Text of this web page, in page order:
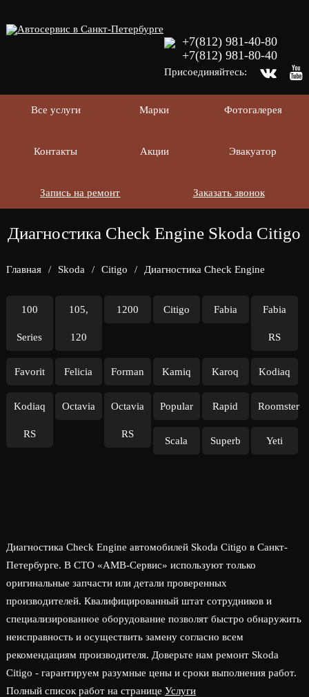
+7(812) 981-40-80
+7(812) 981-80-40
Присоединяйтесь:
Все услуги Марки Фотогалерея
Контакты Акции Эвакуатор
Заказать звонок
Запись на ремонт
Диагностика Check Engine Skoda Citigo
Главная / Skoda / Citigo / Диагностика Check Engine
100
Series
105,
120
1200 Citigo Fabia Fabia
RS
Favorit Felicia Forman Kamiq Karoq Kodiaq
Kodiaq
RS
Octavia Octavia
RS
Popular Rapid Roomster
Scala Superb Yeti
Диагностика Check Engine автомобилей Skoda Citigo в Санкт-
Петербурге. В СТО «АМВ-Сервис» используют только
оригинальные запчасти или детали проверенных
производителей. Квалифицированный штат сотрудников и
специализированное оборудование позволят быстро обнаружить
неисправность и осуществить замену согласно всем
рекомендациям производителя. Доверьте нам ремонт Skoda
Citigo - гарантируем разумные цены и сроки выполнения работ.
Полный список работ на странице Услуги